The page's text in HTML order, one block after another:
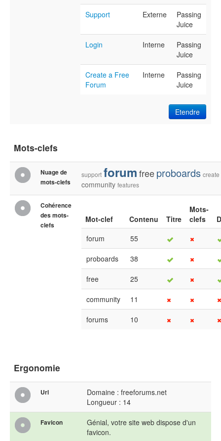
Support Externe
Passing
Juice
Login Interne
Passing
Juice
Create a Free
Forum
Interne
Passing
Juice
Etendre
Mots-clefs
Nuage de
mots-clefs
support forumfreeproboards create
community features
Cohérence
des mots-
clefs
Mot-clef Contenu Titre
Mots-
clefs
forum
55
proboards 38
free 25
community 11
forums 10
Ergonomie
Url
Domaine : freeforums.net
Longueur : 14
Favicon
Génial, votre site web dispose d'un
favicon.